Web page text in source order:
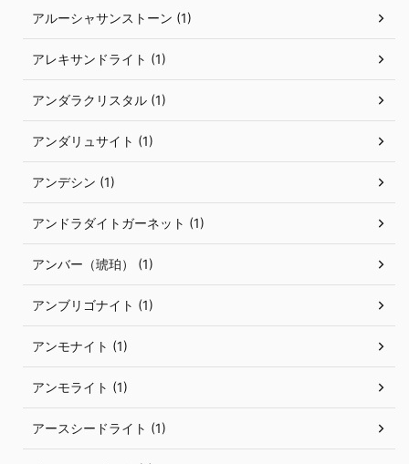
アルーシャサンストーン (1)
アレキサンドライト (1)
アンダラクリスタル (1)
アンダリュサイト (1)
アンデシン (1)
アンドラダイトガーネット (1)
アンバー（琥珀） (1)
アンブリゴナイト (1)
アンモナイト (1)
アンモライト (1)
アースシードライト (1)